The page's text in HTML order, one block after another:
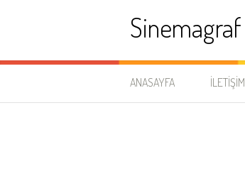
Sinemagraf
ANASAYFA İLETIŞIM